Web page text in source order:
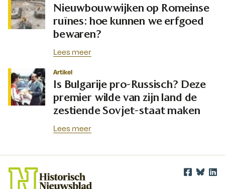
Nieuwbouwwijken op Romeinse
ruïnes: hoe kunnen we erfgoed
bewaren?
Lees meer
Artikel
Is Bulgarije pro-Russisch? Deze
premier wilde van zijn land de
zestiende Sovjet-staat maken
Lees meer